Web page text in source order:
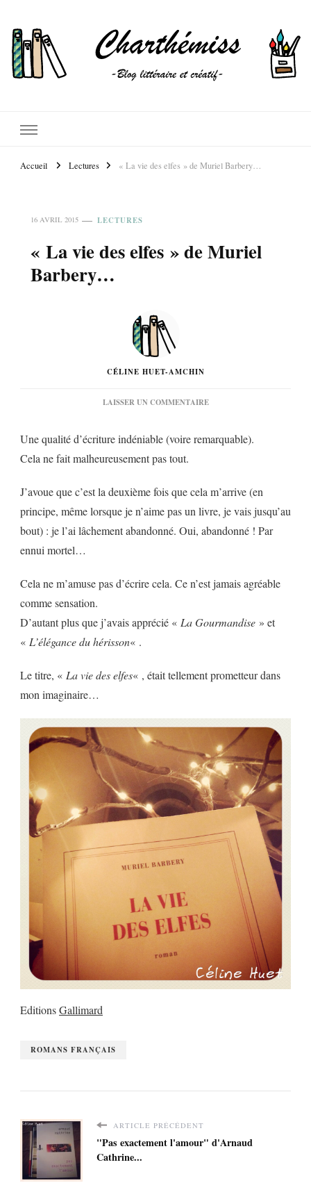
Accueil Lectures « La vie des elfes » de Muriel Barbery…
16 AVRIL 2015 LECTURES
« La vie des elfes » de Muriel
Barbery…
CÉLINE HUET-AMCHIN
LAISSER UN COMMENTAIRESUR
DES
BARBERY…
Une qualité d’écriture indéniable (voire remarquable).
Cela ne fait malheureusement pas tout.
J’avoue que c’est la deuxième fois que cela m’arrive (en
principe, même lorsque je n’aime pas un livre, je vais jusqu’au
bout) : je l’ai lâchement abandonné. Oui, abandonné ! Par
ennui mortel…
Cela ne m’amuse pas d’écrire cela. Ce n’est jamais agréable
comme sensation.
D’autant plus que j’avais apprécié « La Gourmandise » et
« L’élégance du hérisson« .
Le titre, « La vie des elfes« , était tellement prometteur dans
mon imaginaire…
EditionsGallimard
ROMANS FRANÇAIS
ARTICLE PRÉCÉDENT
"Pas exactement l'amour" d'Arnaud
Cathrine...